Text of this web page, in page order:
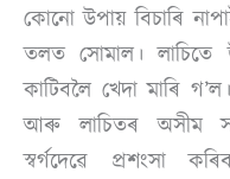
কোনো উপায় বিচাৰি
তলত সােমাল। লাচিতে
কাটিবলৈ খেদা মাৰি
আৰু লাচিতৰ অসীম
স্বৰ্গদেৱে প্রশংসা